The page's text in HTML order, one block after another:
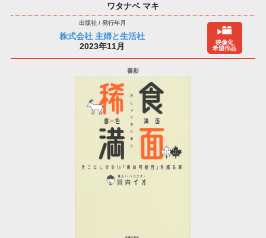
ワタナベ マキ
株式会社 主婦と生活社
2023年11月
映像化
希望作品